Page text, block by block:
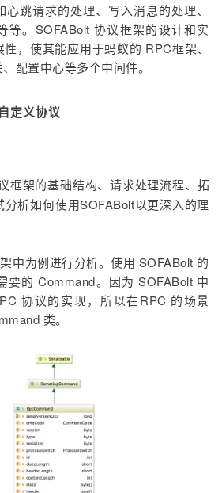
跳请求的处理、写入消息的处理、
等。SOFABolt 协议框架的设计和实
，使其能应用于蚂蚁的 RPC框架、
配置中心等多个中间件。
定义协议
框架的基础结构、请求处理流程、拓
析如何使用SOFABolt以更深入的理
中为例进行分析。使用 SOFABolt 的
要的 Command。因为 SOFABolt 中
协议的实现，所以在RPC 的场景
类。